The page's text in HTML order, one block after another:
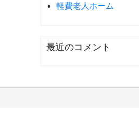
軽費老人ホーム
最近のコメント